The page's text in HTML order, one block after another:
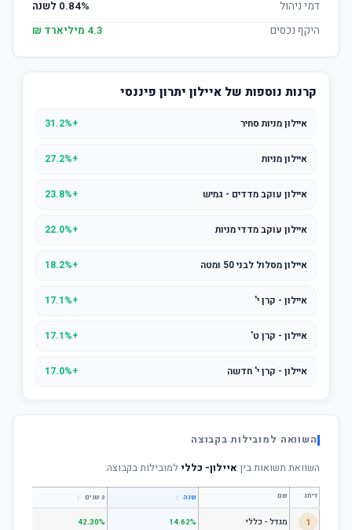
דמי ניהול
0.84% לשנה
היקף נכסים
4.3 מיליארד ₪
קרנות נוספות של איילון יתרון פיננסי
איילון מניות סחיר +31.2%
איילון מניות +27.2%
איילון עוקב מדדים - גמיש +23.8%
איילון עוקב מדדי מניות +22.0%
איילון מסלול לבני 50 ומטה +18.2%
איילון - קרן י' +17.1%
איילון - קרן ט' +17.1%
איילון - קרן י' חדשה +17.0%
השוואה למובילות בקבוצה
השוואת תשואות בין איילון- כללילמובילות בקבוצה:
דירוג שם שנה ↕ 3 שנים ↕
1 מגדל - כללי 14.62%
42.30%